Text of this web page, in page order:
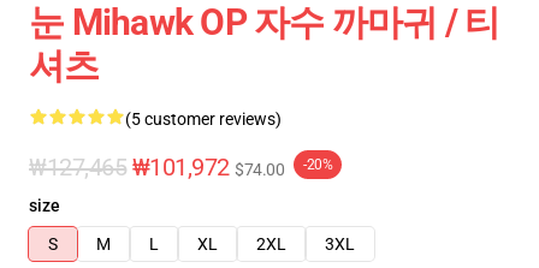
눈 Mihawk OP 자수 까마귀 / 티
셔츠
(5 customer reviews)
₩127,465 ₩101,972 $74.00 -20%
size
S
M L XL 2XL
3XL